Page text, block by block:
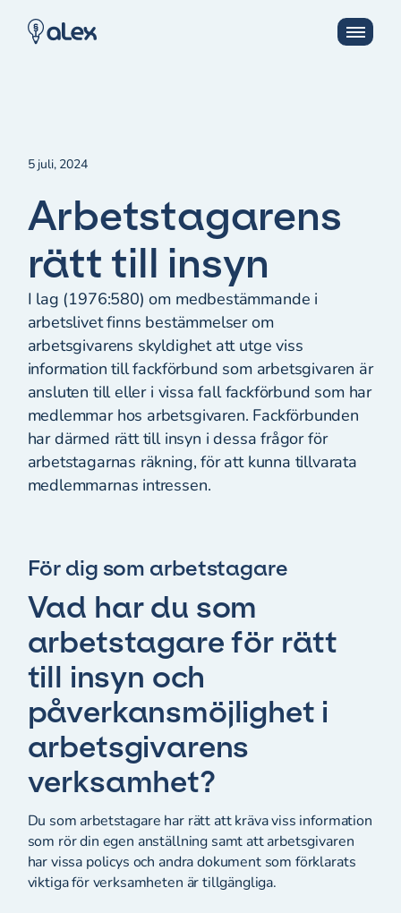
5 juli, 2024
Arbetstagarens
rätt till insyn
I lag (1976:580) om medbestämmande i
arbetslivet finns bestämmelser om
arbetsgivarens skyldighet att utge viss
information till fackförbund som arbetsgivaren är
ansluten till eller i vissa fall fackförbund som har
medlemmar hos arbetsgivaren. Fackförbunden
har därmed rätt till insyn i dessa frågor för
arbetstagarnas räkning, för att kunna tillvarata
medlemmarnas intressen.
För dig som arbetstagare
Vad har du som
arbetstagare för rätt
till insyn och
påverkansmöjlighet i
arbetsgivarens
verksamhet?
Du som arbetstagare har rätt att kräva viss information
som rör din egen anställning samt att arbetsgivaren
har vissa policys och andra dokument som förklarats
viktiga för verksamheten är tillgängliga.